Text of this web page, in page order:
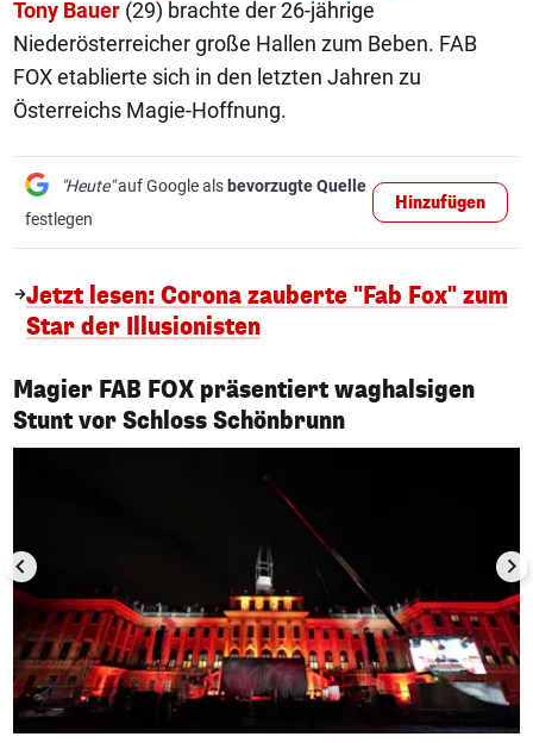
Tony Bauer (29) brachte der 26-jährige
Niederösterreicher große Hallen zum Beben. FAB
FOX etablierte sich in den letzten Jahren zu
Österreichs Magie-Hoffnung.
"Heute"auf Google als bevorzugte Quelle
festlegen
Hinzufügen
Jetzt lesen: Corona zauberte "Fab Fox" zum
Star der Illusionisten
Magier FAB FOX präsentiert waghalsigen
Stunt vor Schloss Schönbrunn
1/5